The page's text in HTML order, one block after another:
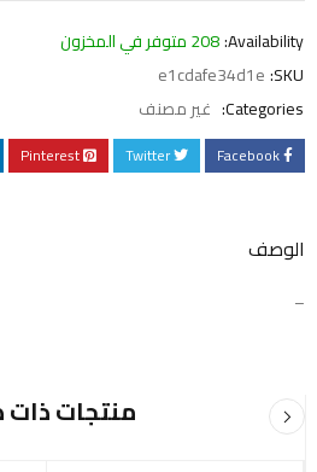
Availability: 208 متوفر في المخزون
SKU:
e1cdafe34d1e
Categories: غير مصنف
Facebook
Twitter
Pinterest
الوصف
–
منتجات